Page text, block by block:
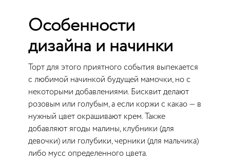
Особенности
дизайна и начинки
Торт для этого приятного события выпекается
с любимой начинкой будущей мамочки, но с
некоторыми добавлениями. Бисквит делают
розовым или голубым, а если коржи с какао — в
нужный цвет окрашивают крем. Также
добавляют ягоды малины, клубники (для
девочки) или голубики, черники (для мальчика)
либо мусс определенного цвета.